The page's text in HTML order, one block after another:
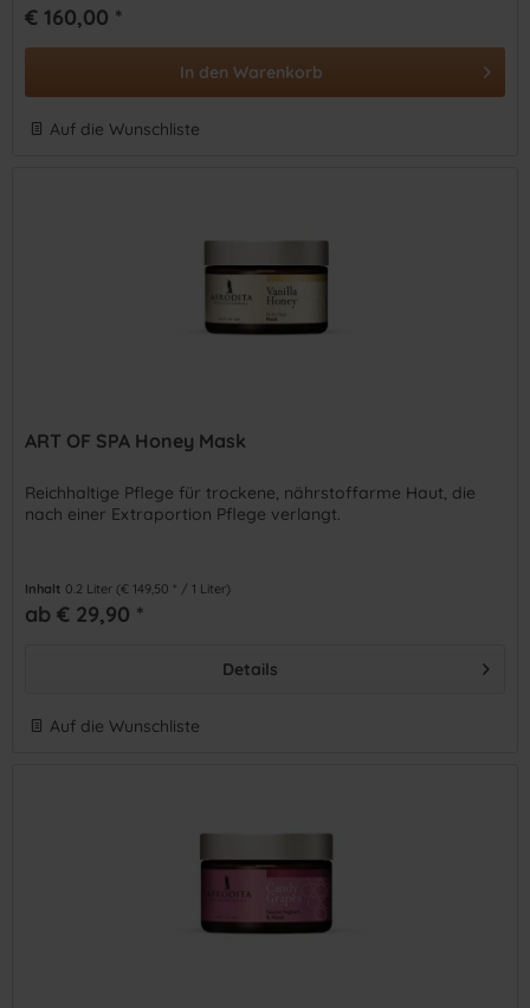
€ 160,00 *
In den Warenkorb
Auf die Wunschliste
ART OF SPA Honey Mask
Reichhaltige Pflege für trockene, nährstoffarme Haut, die
nach einer Extraportion Pflege verlangt.
Inhalt 0.2 Liter (€ 149,50 * / 1 Liter)
ab € 29,90 *
Details
Auf die Wunschliste